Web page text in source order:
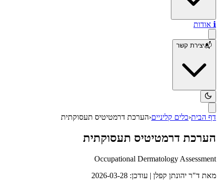
ℹ️ אודות
📬יצירת קשר
דף הבית‹כלים קליניים‹הערכת דרמטיטיס תעסוקתית
הערכת דרמטיטיס תעסוקתית
Occupational Dermatology Assessment
מאת ד"ר יהונתן קפלן | עודכן: 2026-03-28